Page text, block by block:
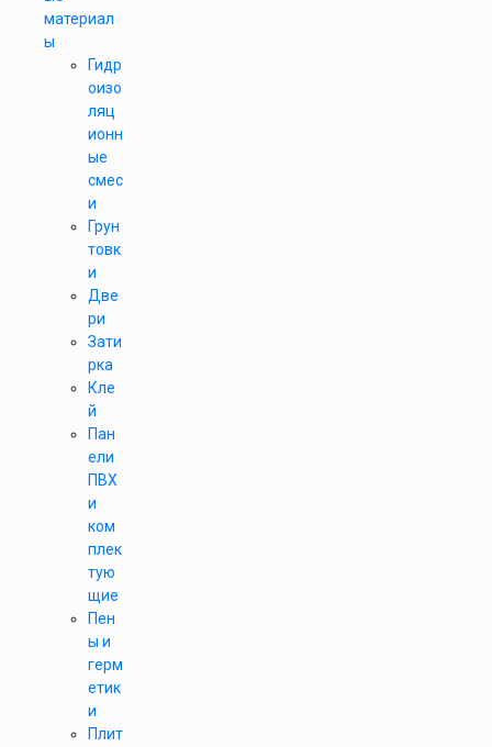
материал
ы
Гидр
оизо
ляц
ионн
ые
смес
и
Грун
товк
и
Две
ри
Зати
рка
Кле
й
Пан
ели
ПВХ
и
ком
плек
тую
щие
Пен
ы и
герм
етик
и
Плит